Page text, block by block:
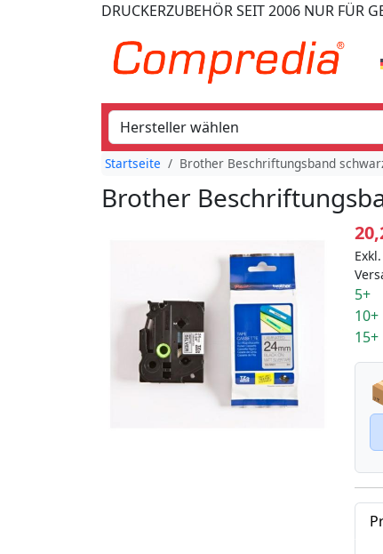
DRUCKERZUBEHÖRSEIT 2006 NUR FÜR
Startseite Brother Beschriftungsband
Brother
5+